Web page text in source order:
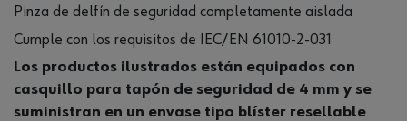
Pinza de delfín de seguridad completamente aislada
Cumple con los requisitos de IEC/EN 61010-2-031
Los productos ilustrados están equipados con
casquillo para tapón de seguridad de 4 mm y se
suministran en un envase tipo blíster resellable